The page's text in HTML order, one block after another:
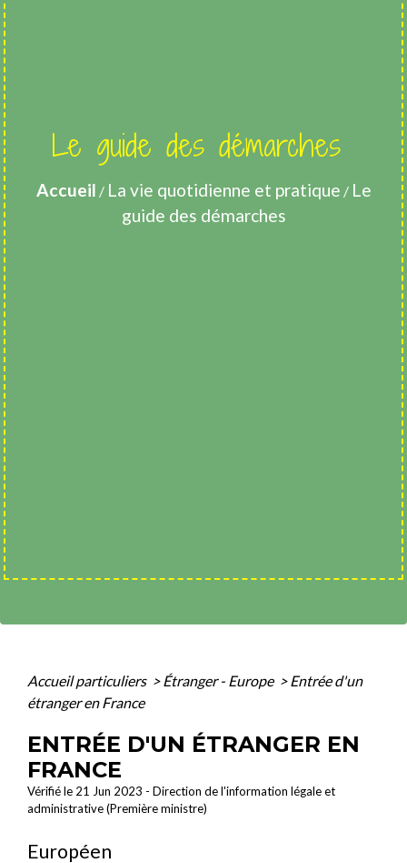
Le guide des démarches
Accueil / La vie quotidienne et pratique / Le
guide des démarches
Accueil particuliers > Étranger - Europe > Entrée d'un
étranger en France
ENTRÉE D'UN ÉTRANGER EN
FRANCE
Vérifié le 21 Jun 2023 - Direction de l'information légale et
administrative (Première ministre)
Européen